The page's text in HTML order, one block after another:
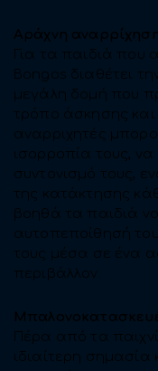
Αράχνη
Για τα παιδιά που
Bongos διαθέτει
μεγάλη δομή που
τρόπο άσκησης και
αναρριχητές
ισορροπία τους,
συντονισμό τους,
της κατάκτησης
βοηθά τα παιδιά
αυτοπεποίθησή
τους μέσα σε ένα
περιβάλλον.
Πέρα από τα
ιδιαίτερη σημασία